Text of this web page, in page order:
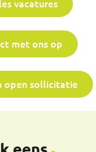
vacatures
met ons op
open sollicitatie